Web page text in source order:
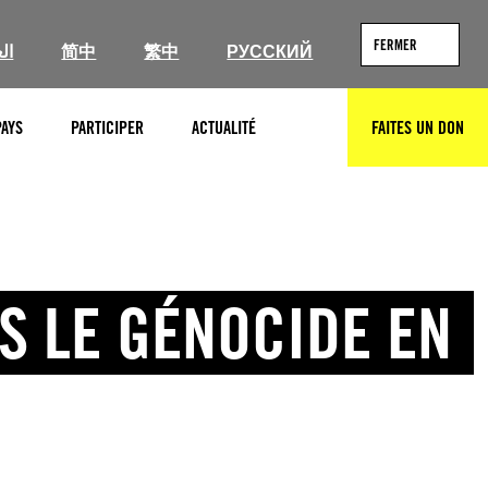
简中 繁中 РУССКИЙ FERMER
PARTICIPER ACTUALITÉ RECHERCHERFAITES UN DON
LE GÉNOCIDE EN